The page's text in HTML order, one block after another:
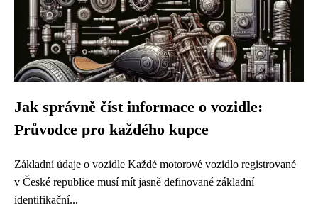
Jak správně číst informace o vozidle:
Průvodce pro každého kupce
Základní údaje o vozidle Každé motorové vozidlo registrované
v České republice musí mít jasně definované základní
identifikační...